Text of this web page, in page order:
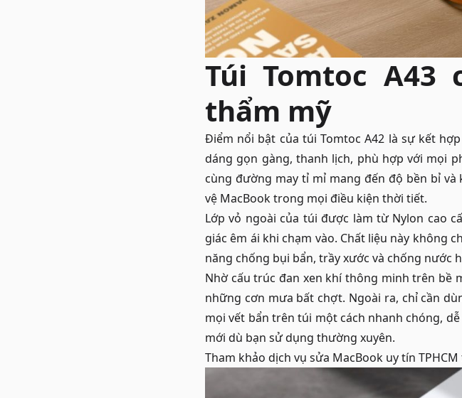
Túi Tomtoc
thẩm mỹ
Điểm nổi bật của túi Tomtoc A42 là sự kết
dáng gọn gàng, thanh lịch, phù hợp với mọi
cùng đường may tỉ mỉ mang đến độ bền bỉ
vệ MacBook trong mọi điều kiện thời tiết.
Lớp vỏ ngoài của túi được làm từ Nylon cao
giác êm ái khi chạm vào. Chất liệu này không
năng chống bụi bẩn, trầy xước và chống nước
Nhờ cấu trúc đan xen khí thông minh trên bề
những cơn mưa bất chợt. Ngoài ra, chỉ cần
mọi vết bẩn trên túi một cách nhanh chóng, dễ
mới dù bạn sử dụng thường xuyên.
Tham khảo dịch vụ sửa MacBook uy tín TPHCM